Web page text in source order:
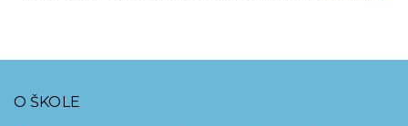
O ŠKOLE